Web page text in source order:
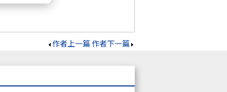
作者上一篇作者下一篇